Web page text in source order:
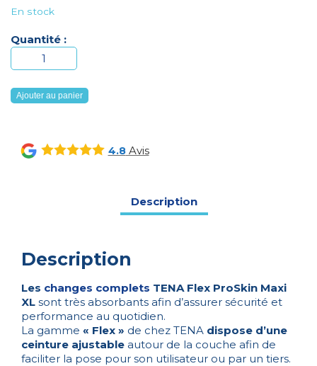
En stock
Quantité :
quantité
de
Tena
Flex
Maxi
XL
Ajouter au panier
4.8Avis
Description
Description
Les changes complets TENA Flex ProSkin Maxi
XL sont très absorbants afin d’assurer sécurité et
performance au quotidien.
La gamme « Flex » de chez TENA dispose d’une
ceinture ajustable autour de la couche afin de
faciliter la pose pour son utilisateur ou par un tiers.